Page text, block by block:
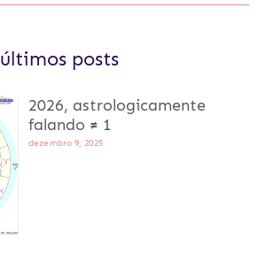
últimos posts
2026, astrologicamente
falando ≠ 1
dezembro 9, 2025